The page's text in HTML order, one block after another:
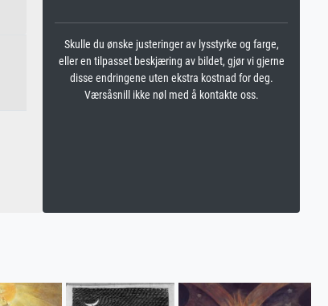
Skulle du ønske justeringer av lysstyrke og farge,
eller en tilpasset beskjæring av bildet, gjør vi gjerne
disse endringene uten ekstra kostnad for deg.
Værsåsnill ikke nøl med å kontakte oss.